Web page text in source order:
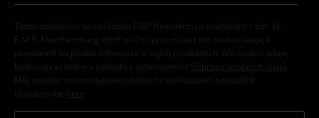
Tímto souhlasím se zasíláním EMP Newslettru a souhlasím s tím, že
E.M.P. Merchandising mbH může zpracovávat mé osobní údaje a
pravidelně mi posílat informace o svých produktech. Mé osobní údaje
budou zpracovány v souladu s ustanoveními
Ochrana osobních údajů
Můj souhlas mohu kdykoliv odvolat na odhlašovací odkaz/link.
Unsubscribe here